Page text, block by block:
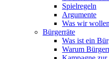
Spielregeln
Argumente
Was wir wollen
Bürgerräte
Was ist ein
Warum